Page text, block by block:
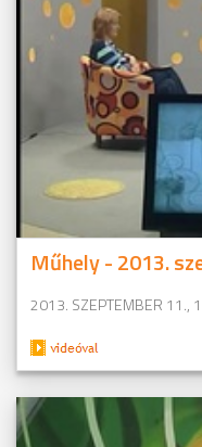
Műhely - 2013.
2013. SZEPTEMBER 11.,